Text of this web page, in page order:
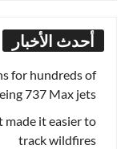
أحدث الأخبار
for hundreds of
737 Max jets
made it easier to
track wildfires